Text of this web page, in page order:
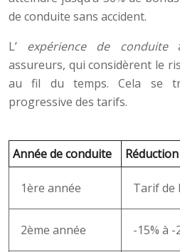
de conduite sans accident.
L’ expérience de conduite
assureurs, qui considèrent le
au fil du temps. Cela se
progressive des tarifs.
Année de conduite
1ère année Tarif de
2ème année -15% à -